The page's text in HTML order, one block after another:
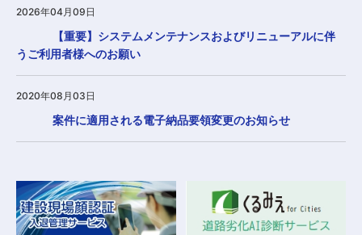
2026年04月09日
【重要】システムメンテナンスおよびリニューアルに伴
うご利用者様へのお願い
2020年08月03日
案件に適用される電子納品要領変更のお知らせ